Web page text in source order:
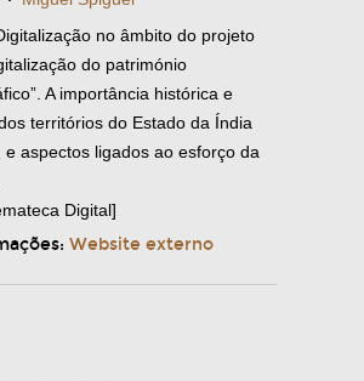
no âmbito do projeto
do património
A importância histórica e
territórios do Estado da Índia
e aspectos ligados ao esforço da
Digital]
Website externo